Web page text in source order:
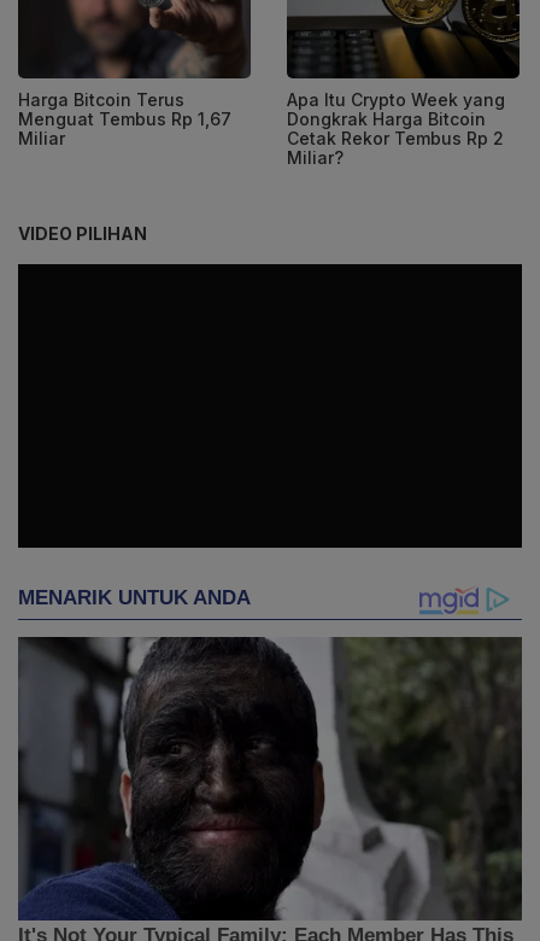
Harga Bitcoin Terus
Menguat Tembus Rp 1,67
Miliar
Apa Itu Crypto Week yang
Dongkrak Harga Bitcoin
Cetak Rekor Tembus Rp 2
Miliar?
VIDEO PILIHAN